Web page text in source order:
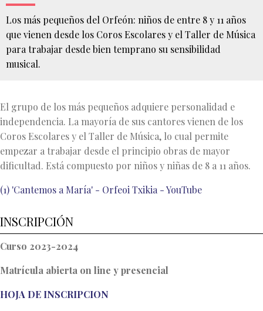
Los más pequeños del Orfeón: niños de entre 8 y 11 años
que vienen desde los Coros Escolares y el Taller de Música
para trabajar desde bien temprano su sensibilidad
musical.
aquí
INICIO
EDUCACIÓN
PEQUEÑOS
CANTORES
El grupo de los más pequeños adquiere personalidad e
independencia. La mayoría de sus cantores vienen de los
Coros Escolares y el Taller de Música, lo cual permite
empezar a trabajar desde el principio obras de mayor
dificultad. Está compuesto por niños y niñas de 8 a 11 años.
(1) 'Cantemos a María' - Orfeoi Txikia - YouTube
INSCRIPCIÓN
Curso 2023-2024
Matrícula abierta on line y presencial
HOJA DE INSCRIPCION